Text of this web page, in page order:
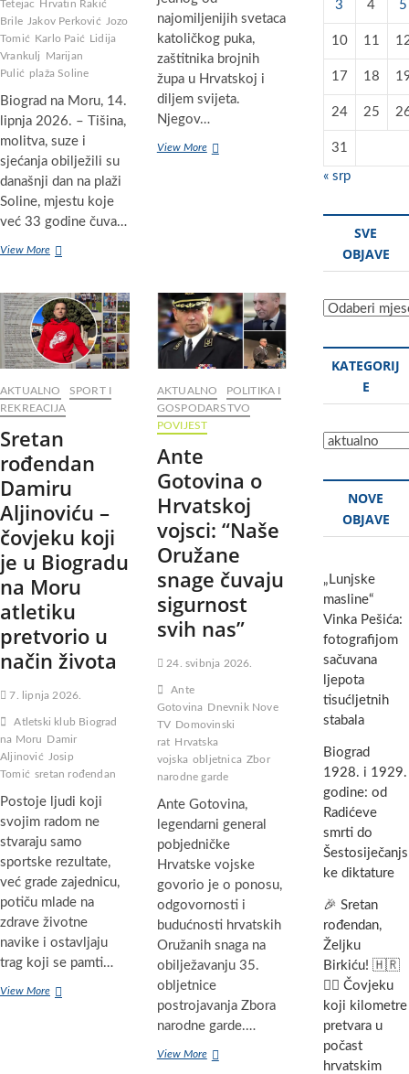
Tetejac Hrvatin Rakić
Brile Jakov Perković
Jozo
Tomić Karlo Paić Lidija
Vrankulj
Marijan
Pulić plaža Soline
Biograd na Moru, 14.
lipnja 2026. – Tišina,
molitva, suze i
sjećanja obilježili su
današnji dan na plaži
Soline, mjestu koje
već 33 godine čuva…
View MoreNa
obilježena
33.
obljetnica
pogibije
hrvatskih
i
civilnih
raketiranja
Biograda
na
Moru
najomiljenijih svetaca
katoličkog puka,
zaštitnika brojnih
župa u Hrvatskoj i
diljem svijeta.
Njegov…
View More13.
na
žrtve
Kamenjaka
AKTUALNO
SPORT I
REKREACIJA
Sretan
rođendan
Damiru
Aljinoviću –
čovjeku koji
je u Biogradu
na Moru
atletiku
pretvorio u
način života
7. lipnja 2026.
Atletski klub Biograd
na Moru Damir
Aljinović
Josip
Tomić sretan rođendan
Postoje ljudi koji
svojim radom ne
stvaraju samo
sportske rezultate,
već grade zajednicu,
potiču mlade na
zdrave životne
navike i ostavljaju
trag koji se pamti…
View MoreSretan
AKTUALNO
POLITIKA I
GOSPODARSTVO
POVIJEST
Ante
Gotovina o
Hrvatskoj
vojsci: “Naše
Oružane
snage čuvaju
sigurnost
svih nas”
24. svibnja 2026.
Ante
Gotovina Dnevnik Nove
TV Domovinski
rat Hrvatska
vojska obljetnica Zbor
narodne garde
Ante Gotovina,
legendarni general
pobjedničke
Hrvatske vojske
govorio je o ponosu,
odgovornosti i
budućnosti hrvatskih
Oružanih snaga na
obilježavanju 35.
obljetnice
postrojavanja Zbora
narodne garde.…
View MoreAnte
3 4 5
10 11
17 18
24 25
31
« srp
SVE
OBJAVE
Sve
KATEGORIJ
E
Kategorije
NOVE
OBJAVE
„Lunjske
masline“
Vinka Pešića:
fotografijom
sačuvana
ljepota
tisućljetnih
stabala
Biograd
1928. i 1929.
godine: od
Radićeve
smrti do
Šestosiječanjs
ke diktature
🎉 Sretan
rođendan,
Željku
Birkiću! 🇭🇷
🏃‍♂️ Čovjeku
koji kilometre
pretvara u
počast
hrvatskim